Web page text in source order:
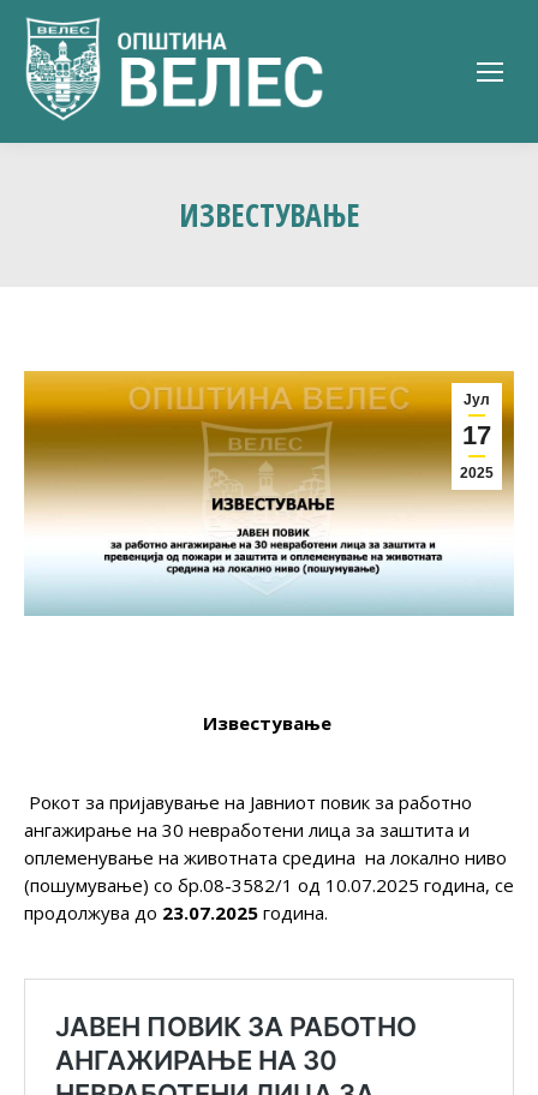
ИЗВЕСТУВАЊЕ
Јул
17
2025
Известување
Рокот за пријавување на Јавниот повик за работно
ангажирање на 30 невработени лица за заштита и
оплеменување на животната средина на локално ниво
(пошумување) со бр.08-3582/1 од 10.07.2025 година, се
продолжува до 23.07.2025 година.